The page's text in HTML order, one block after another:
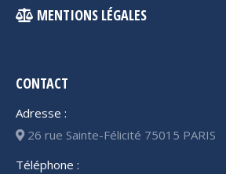
MENTIONS LÉGALES
CONTACT
Adresse :
26 rue Sainte-Félicité 75015 PARIS
Téléphone :